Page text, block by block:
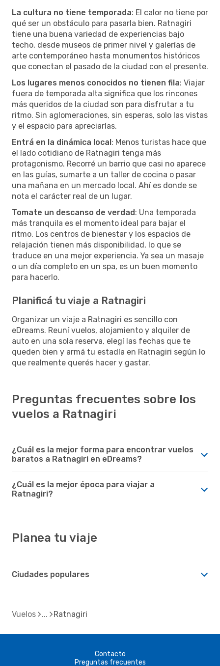
La cultura no tiene temporada: El calor no tiene por
qué ser un obstáculo para pasarla bien. Ratnagiri
tiene una buena variedad de experiencias bajo
techo, desde museos de primer nivel y galerías de
arte contemporáneo hasta monumentos históricos
que conectan el pasado de la ciudad con el presente.
Los lugares menos conocidos no tienen fila: Viajar
fuera de temporada alta significa que los rincones
más queridos de la ciudad son para disfrutar a tu
ritmo. Sin aglomeraciones, sin esperas, solo las vistas
y el espacio para apreciarlas.
Entrá en la dinámica local: Menos turistas hace que
el lado cotidiano de Ratnagiri tenga más
protagonismo. Recorré un barrio que casi no aparece
en las guías, sumarte a un taller de cocina o pasar
una mañana en un mercado local. Ahí es donde se
nota el carácter real de un lugar.
Tomate un descanso de verdad: Una temporada
más tranquila es el momento ideal para bajar el
ritmo. Los centros de bienestar y los espacios de
relajación tienen más disponibilidad, lo que se
traduce en una mejor experiencia. Ya sea un masaje
o un día completo en un spa, es un buen momento
para hacerlo.
Planificá tu viaje a Ratnagiri
Organizar un viaje a Ratnagiri es sencillo con
eDreams. Reuní vuelos, alojamiento y alquiler de
auto en una sola reserva, elegí las fechas que te
queden bien y armá tu estadía en Ratnagiri según lo
que realmente querés hacer y gastar.
Preguntas frecuentes sobre los
vuelos a Ratnagiri
¿Cuál es la mejor forma para encontrar vuelos
baratos a Ratnagiri en eDreams?
¿Cuál es la mejor época para viajar a
Ratnagiri?
Planea tu viaje
Ciudades populares
Vuelos Ratnagiri
Contacto
Preguntas frecuentes